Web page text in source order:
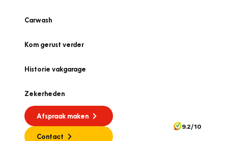
Carwash
Kom gerust verder
Historie vakgarage
Zekerheden
Afspraak maken
Contact
9.2/10